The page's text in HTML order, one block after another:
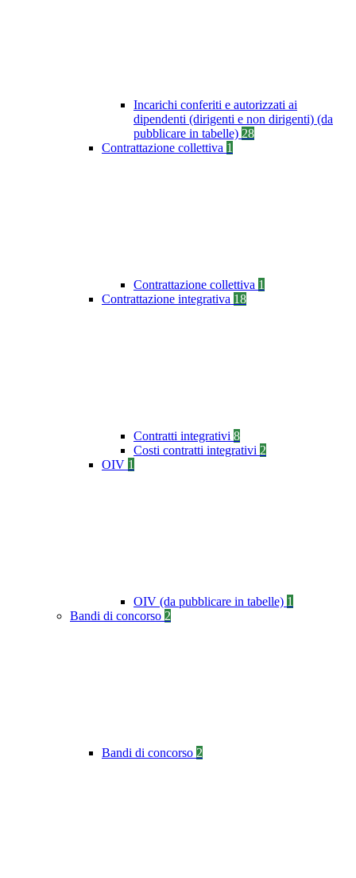
Incarichi conferiti e autorizzati ai
dipendenti (dirigenti e non dirigenti) (da
pubblicare in tabelle) 28
Contrattazione collettiva 1
Contrattazione collettiva 1
Contrattazione integrativa 18
Contratti integrativi 8
Costi contratti integrativi 2
OIV 1
OIV (da pubblicare in tabelle) 1
Bandi di concorso 2
Bandi di concorso 2